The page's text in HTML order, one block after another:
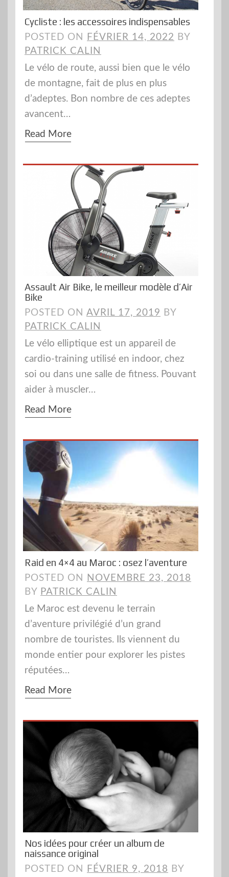
Cycliste : les accessoires indispensables
POSTED ON FÉVRIER 14, 2022 BY
PATRICK CALIN
Le vélo de route, aussi bien que le vélo
de montagne, fait de plus en plus
d’adeptes. Bon nombre de ces adeptes
avancent…
Read More
Assault Air Bike, le meilleur modèle d’Air
Bike
POSTED ON AVRIL 17, 2019 BY
PATRICK CALIN
Le vélo elliptique est un appareil de
cardio-training utilisé en indoor, chez
soi ou dans une salle de fitness. Pouvant
aider à muscler…
Read More
Raid en 4×4 au Maroc : osez l’aventure
POSTED ON
NOVEMBRE 23, 2018
BY PATRICK CALIN
Le Maroc est devenu le terrain
d’aventure privilégié d’un grand
nombre de touristes. Ils viennent du
monde entier pour explorer les pistes
réputées…
Read More
Nos idées pour créer un album de
naissance original
POSTED ON FÉVRIER 9, 2018 BY